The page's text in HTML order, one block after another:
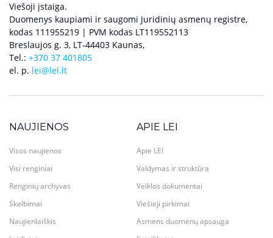
Viešoji įstaiga.
Duomenys kaupiami ir saugomi Juridinių asmenų registre,
kodas 111955219 | PVM kodas LT119552113
Breslaujos g. 3, LT-44403 Kaunas,
Tel.: +370 37 401805
el. p. lei@lei.lt
NAUJIENOS
Visos naujienos
Visi renginiai
Renginių archyvas
Skelbimai
Naujienlaiškis
APIE LEI
Apie LEI
Valdymas ir struktūra
Veiklos dokumentai
Viešieji pirkimai
Asmens duomenų apsauga